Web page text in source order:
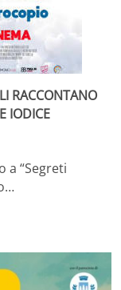
RACCONTANO
IODICE
a “Segreti